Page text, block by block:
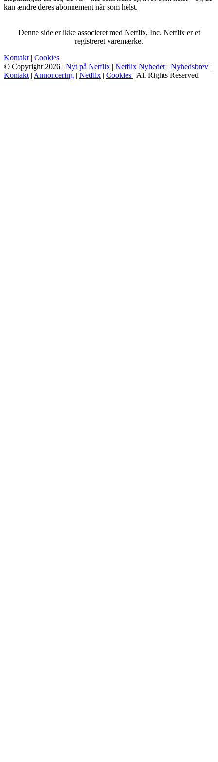
kan ændre deres abonnement når som helst.
Denne side er ikke associeret med Netflix, Inc. Netflix er et
registreret varemærke.
Kontakt| Cookies
© Copyright 2026 | Nyt på Netflix | Netflix Nyheder| Nyhedsbrev |
Kontakt| Annoncering | Netflix | Cookies | All Rights Reserved